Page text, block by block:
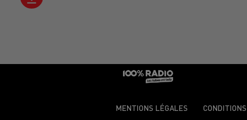
MENTIONS LÉGALES